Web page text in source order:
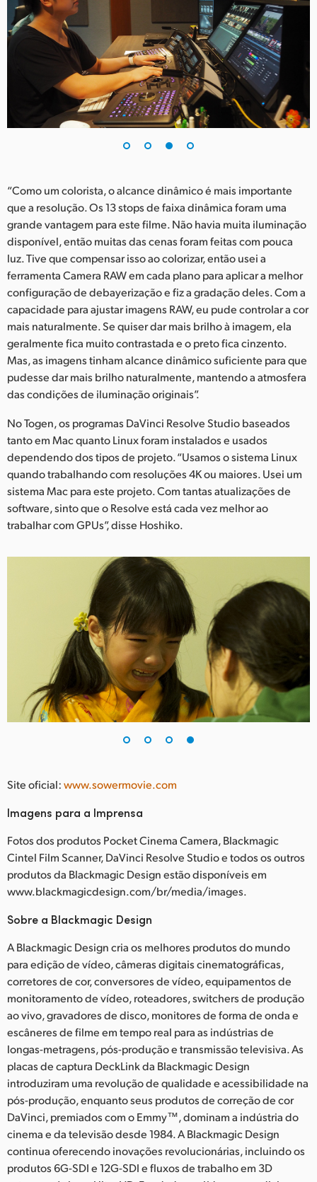
“Como um colorista, o alcance dinâmico é mais importante
que a resolução. Os 13 stops de faixa dinâmica foram uma
grande vantagem para este filme. Não havia muita iluminação
disponível, então muitas das cenas foram feitas com pouca
luz. Tive que compensar isso ao colorizar, então usei a
ferramenta Camera RAW em cada plano para aplicar a melhor
configuração de debayerização e fiz a gradação deles. Com a
capacidade para ajustar imagens RAW, eu pude controlar a cor
mais naturalmente. Se quiser dar mais brilho à imagem, ela
geralmente fica muito contrastada e o preto fica cinzento.
Mas, as imagens tinham alcance dinâmico suficiente para que
pudesse dar mais brilho naturalmente, mantendo a atmosfera
das condições de iluminação originais”.
No Togen, os programas DaVinci Resolve Studio baseados
tanto em Mac quanto Linux foram instalados e usados
dependendo dos tipos de projeto. “Usamos o sistema Linux
quando trabalhando com resoluções 4K ou maiores. Usei um
sistema Mac para este projeto. Com tantas atualizações de
software, sinto que o Resolve está cada vez melhor ao
trabalhar com GPUs”, disse Hoshiko.
Site oficial:www.sowermovie.com
Imagens para a Imprensa
Fotos dos produtos Pocket Cinema Camera, Blackmagic
Cintel Film Scanner, DaVinci Resolve Studio e todos os outros
produtos da Blackmagic Design estão disponíveis em
www.blackmagicdesign.com/br/media/images.
Sobre a Blackmagic Design
A Blackmagic Design cria os melhores produtos do mundo
para edição de vídeo, câmeras digitais cinematográficas,
corretores de cor, conversores de vídeo, equipamentos de
monitoramento de vídeo, roteadores, switchers de produção
ao vivo, gravadores de disco, monitores de forma de onda e
escâneres de filme em tempo real para as indústrias de
longas-metragens, pós-produção e transmissão televisiva. As
placas de captura DeckLink da Blackmagic Design
introduziram uma revolução de qualidade e acessibilidade na
pós-produção, enquanto seus produtos de correção de cor
DaVinci, premiados com o Emmy™, dominam a indústria do
cinema e da televisão desde 1984. A Blackmagic Design
continua oferecendo inovações revolucionárias, incluindo os
produtos 6G-SDI e 12G-SDI e fluxos de trabalho em 3D